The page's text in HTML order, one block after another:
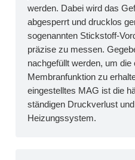
werden. Dabei wird das
abgesperrt und drucklos
sogenannten Stickstoff-
präzise zu messen.
nachgefüllt werden, um die
Membranfunktion zu
eingestelltes MAG ist die
ständigen Druckverlust
Heizungssystem.